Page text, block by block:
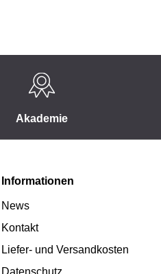
Akademie
Informationen
News
Kontakt
Liefer- und Versandkosten
Datenschutz